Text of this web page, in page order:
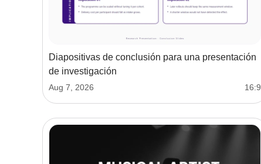
Diapositivas de conclusión para una presentación
de investigación
Aug 7, 2026 16:9